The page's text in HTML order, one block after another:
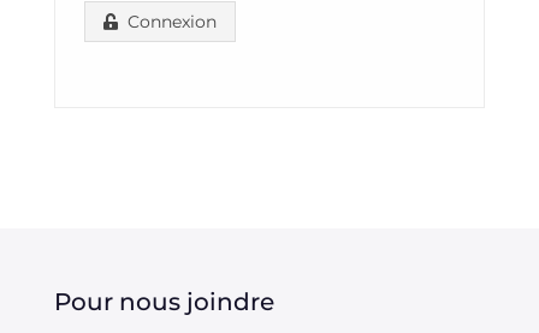
Connexion
Pour nous joindre